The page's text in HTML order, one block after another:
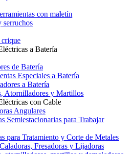
con maletín
serruchos
a Batería
de Batería
Especiales a Batería
a Batería
Atornilladores y Martillos
con Cable
Angulares
Semiestacionarias para Trabajar
para Tratamiento y Corte de Metales
Fresadoras y Lijadoras